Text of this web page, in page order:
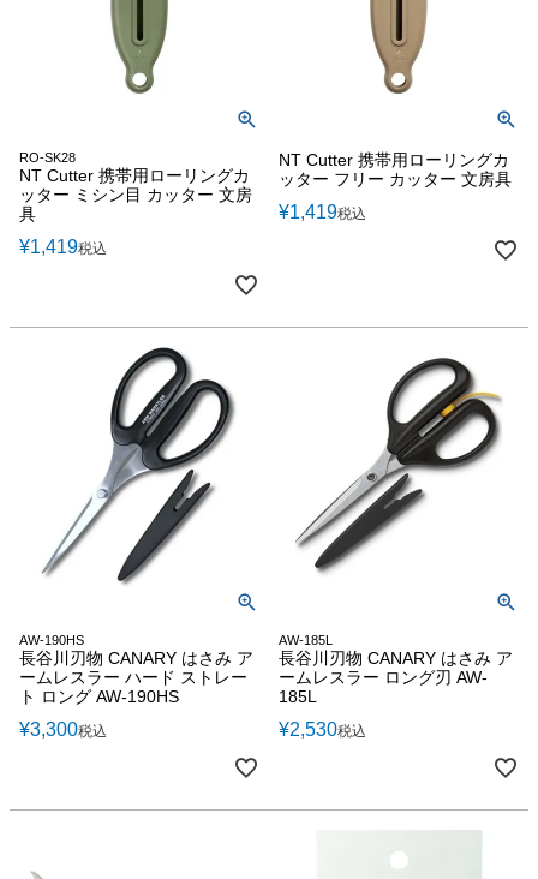
RO-SK28
NT Cutter 携帯用ローリングカ
ッター ミシン目 カッター 文房
具
¥1,419税込
NT Cutter 携帯用ローリングカ
ッター フリー カッター 文房具
¥1,419税込
AW-190HS
長谷川刃物 CANARY はさみ ア
ームレスラー ハード ストレー
ト ロング AW-190HS
¥3,300税込
AW-185L
長谷川刃物 CANARY はさみ ア
ームレスラー ロング刃 AW-
185L
¥2,530税込